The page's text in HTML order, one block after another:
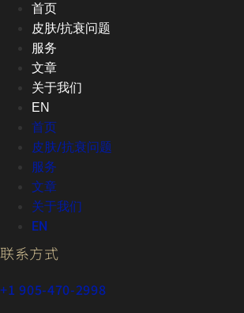
首页
皮肤/抗衰问题
服务
文章
关于我们
EN
首页
皮肤/抗衰问题
服务
文章
关于我们
EN
联系方式
+1 905-470-2998